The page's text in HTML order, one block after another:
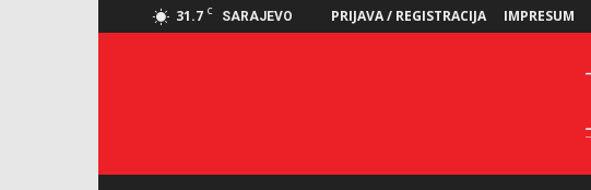
31.7 C SARAJEVO PRIJAVA / REGISTRACIJA IMPRESUM